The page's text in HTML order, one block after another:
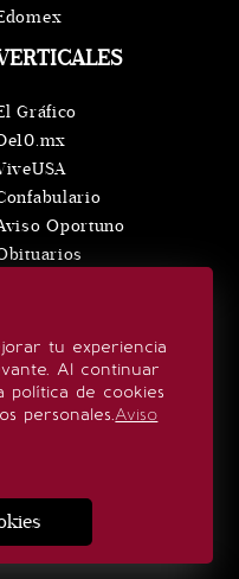
tu experiencia
Al continuar
política de cookies
personales.Aviso
Gráfico
Oportuno